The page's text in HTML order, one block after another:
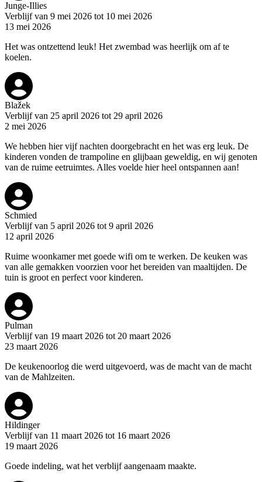
Junge-Illies
Verblijf van 9 mei 2026 tot 10 mei 2026
13 mei 2026
Het was ontzettend leuk! Het zwembad was heerlijk om af te
koelen.
Blažek
Verblijf van 25 april 2026 tot 29 april 2026
2 mei 2026
We hebben hier vijf nachten doorgebracht en het was erg leuk. De
kinderen vonden de trampoline en glijbaan geweldig, en wij genoten
van de ruime eetruimtes. Alles voelde hier heel ontspannen aan!
Schmied
Verblijf van 5 april 2026 tot 9 april 2026
12 april 2026
Ruime woonkamer met goede wifi om te werken. De keuken was
van alle gemakken voorzien voor het bereiden van maaltijden. De
tuin is groot en perfect voor kinderen.
Pulman
Verblijf van 19 maart 2026 tot 20 maart 2026
23 maart 2026
De keukenoorlog die werd uitgevoerd, was de macht van de macht
van de Mahlzeiten.
Hildinger
Verblijf van 11 maart 2026 tot 16 maart 2026
19 maart 2026
Goede indeling, wat het verblijf aangenaam maakte.